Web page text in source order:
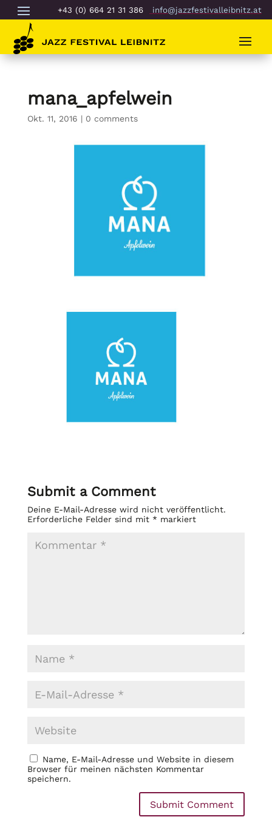
+43 (0) 664 21 31 386 info@jazzfestivalleibnitz.at
mana_apfelwein
Okt. 11, 2016 | 0 comments
Submit a Comment
Deine E-Mail-Adresse wird nicht veröffentlicht.
Erforderliche Felder sind mit *markiert
Name, E-Mail-Adresse und Website in diesem
Browser für meinen nächsten Kommentar
speichern.